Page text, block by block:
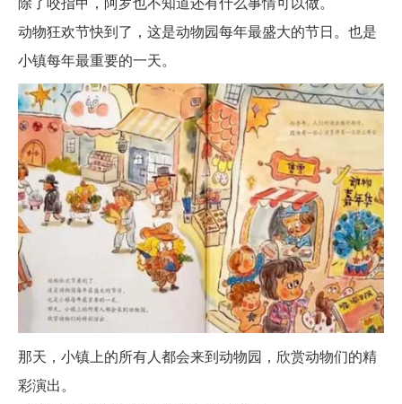
动物狂欢节快到了，这是动物园每年最盛大的节日。也是
小镇每年最重要的一天。
那天，小镇上的所有人都会来到动物园，欣赏动物们的精
彩演出。